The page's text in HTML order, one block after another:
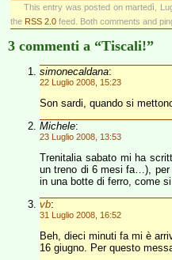
This entry was posted on martedì,
the RSS 2.0 feed. Both comments and
3 commenti a “Tiscali!”
simonecaldana:
22 Luglio 2008, 15:23
Son sardi, quando si
Michele:
23 Luglio 2008, 13:53
Trenitalia sabato mi ha
un treno di 6 mesi fa…), per
in una botte di ferro, come
vb:
31 Luglio 2008, 16:52
Beh, dieci minuti fa mi è
16 giugno. Per questo